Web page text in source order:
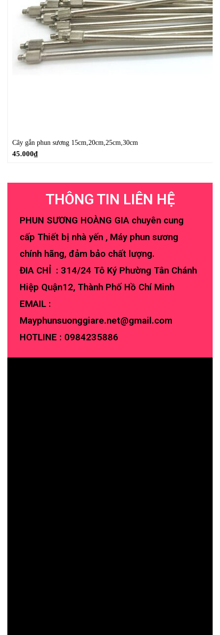
Cây gắn phun sương 15cm,20cm,25cm,30cm
45.000₫
THÔNG TIN LIÊN HỆ
PHUN SƯƠNG HOÀNG GIA chuyên cung
cấp Thiết bị nhà yến , Máy phun sương
chính hãng, đảm bảo chất lượng.
ĐIA CHỈ : 314/24 Tô Ký Phường Tân Chánh
Hiệp Quận12, Thành Phố Hồ Chí Minh
EMAIL :
Mayphunsuonggiare.net@gmail.com
HOTLINE : 0984235886